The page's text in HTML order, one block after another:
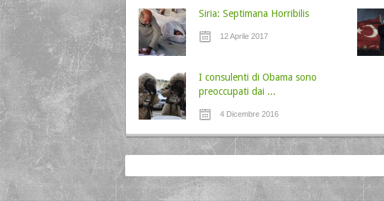
Siria: Septimana Horribilis
12 Aprile 2017
I consulenti di Obama sono
preoccupati dai ...
4 Dicembre 2016